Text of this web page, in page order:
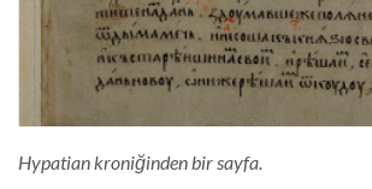
Hypatian kroniğinden bir sayfa.